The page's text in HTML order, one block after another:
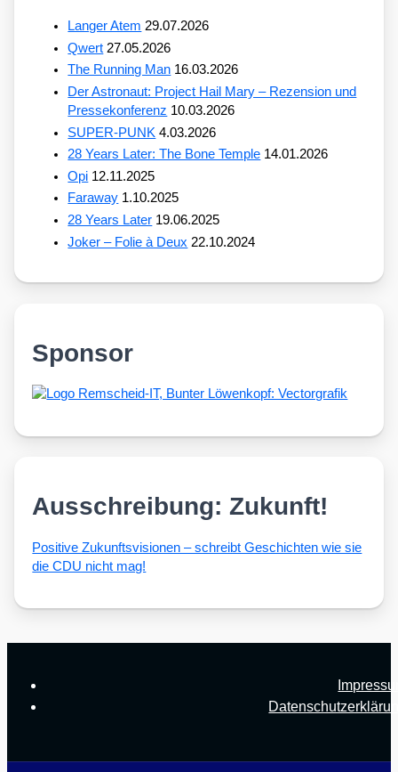
Langer Atem 29.07.2026
Qwert 27.05.2026
The Running Man 16.03.2026
Der Astronaut: Project Hail Mary – Rezension und
Pressekonferenz 10.03.2026
SUPER-PUNK 4.03.2026
28 Years Later: The Bone Temple 14.01.2026
Opi 12.11.2025
Faraway 1.10.2025
28 Years Later 19.06.2025
Joker – Folie à Deux 22.10.2024
Sponsor
Ausschreibung: Zukunft!
Posi­ti­ve Zukunfts­vi­sio­nen – schreibt Geschich­ten wie sie
die CDU nicht mag!